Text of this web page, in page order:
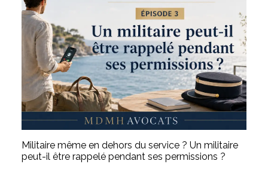
Militaire même en dehors du service ? Un militaire
peut-il être rappelé pendant ses permissions ?